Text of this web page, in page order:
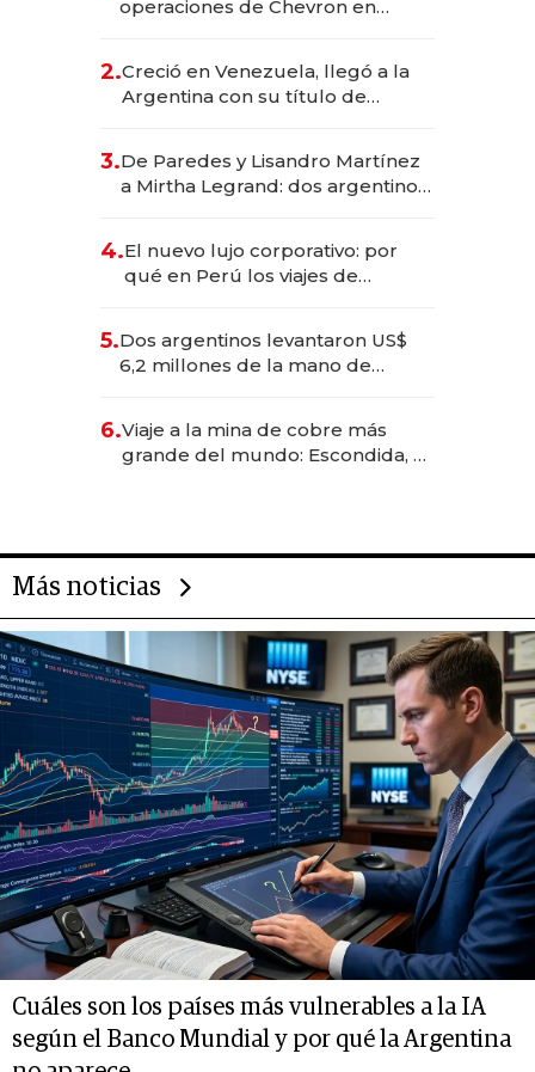
operaciones de Chevron en
2.Creció en Venezuela, llegó a la
Argentina con su título de
las marcas "fast premium"
3.De Paredes y Lisandro Martínez
a Mirtha Legrand: dos argentinos
4.El nuevo lujo corporativo: por
qué en Perú los viajes de
para convertirse en experiencias
transformadoras
5.Dos argentinos levantaron US$
6,2 millones de la mano de
6.Viaje a la mina de cobre más
grande del mundo: Escondida, el
Más noticias
Cuáles son los países más vulnerables a la IA
según el Banco Mundial y por qué la Argentina